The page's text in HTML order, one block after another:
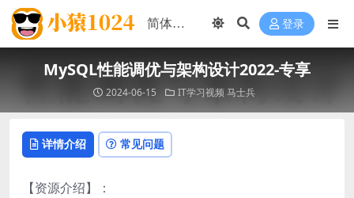
登录
MySQL性能调优与架构设计2022-专享
2024-06-15 IT学习视频 马士兵
详情介绍 常见问题
【资源介绍】：